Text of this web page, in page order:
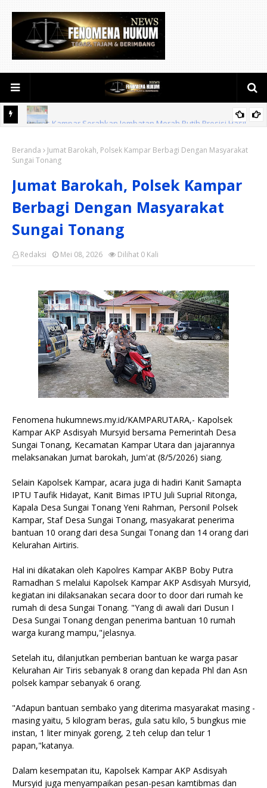
Instansi Terkait
Beranda
Jumat Barokah, Polsek Kampar Berbagi Dengan Masyarakat
Sungai Tonang
Jumat Barokah, Polsek Kampar
Berbagi Dengan Masyarakat
Sungai Tonang
Redaksi Dilihat 0 Kali
Mei 08, 2026
Fenomena hukumnews.my.id/KAMPARUTARA,- Kapolsek
Kampar AKP Asdisyah Mursyid bersama Pemerintah Desa
Sungai Tonang, Kecamatan Kampar Utara dan jajarannya
melaksanakan Jumat barokah, Jum'at (8/5/2026) siang.
Selain Kapolsek Kampar, acara juga di hadiri Kanit Samapta
IPTU Taufik Hidayat, Kanit Bimas IPTU Juli Suprial Ritonga,
Kapala Desa Sungai Tonang Yeni Rahman, Personil Polsek
Kampar, Staf Desa Sungai Tonang, masyakarat penerima
bantuan 10 orang dari desa Sungai Tonang dan 14 orang dari
Kelurahan Airtiris.
Hal ini dikatakan oleh Kapolres Kampar AKBP Boby Putra
Ramadhan S melalui Kapolsek Kampar AKP Asdisyah Mursyid,
kegiatan ini dilaksanakan secara door to door dari rumah ke
rumah di desa Sungai Tonang. "Yang di awali dari Dusun I
Desa Sungai Tonang dengan penerima bantuan 10 rumah
warga kurang mampu,"jelasnya.
Setelah itu, dilanjutkan pemberian bantuan ke warga pasar
Kelurahan Air Tiris sebanyak 8 orang dan kepada Phl dan Asn
polsek kampar sebanyak 6 orang.
"Adapun bantuan sembako yang diterima masyarakat masing -
masing yaitu, 5 kilogram beras, gula satu kilo, 5 bungkus mie
instan, 1 liter minyak goreng, 2 teh celup dan telur 1
papan,"katanya.
Dalam kesempatan itu, Kapolsek Kampar AKP Asdisyah
Mursyid juga menyampaikan pesan-pesan kamtibmas dan